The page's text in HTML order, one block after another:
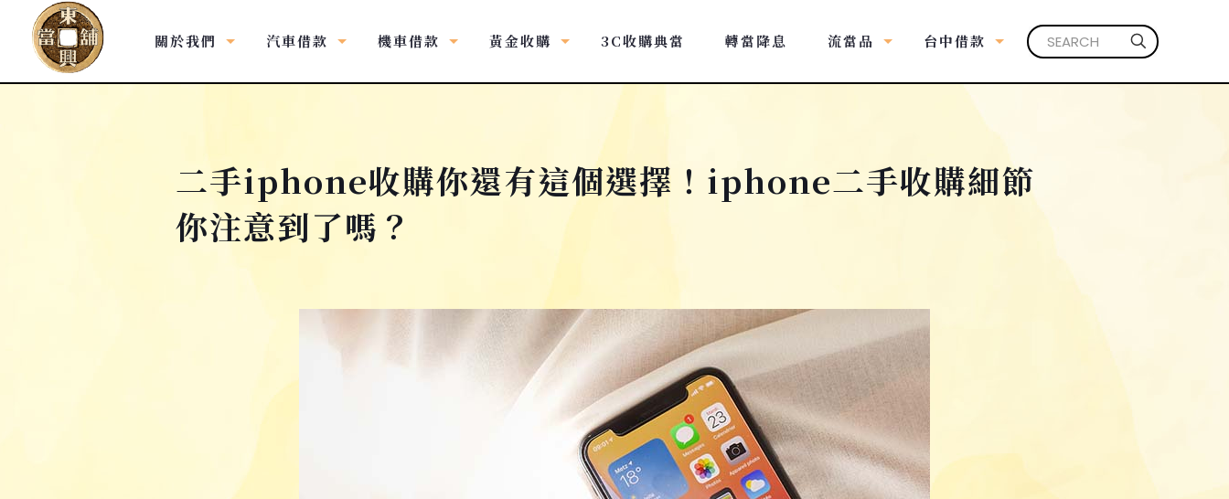
關於我們 汽車借款 機車借款 黃金收購 3C收購典當 轉當降息 流當品 台中借款
二手iphone收購你還有這個選擇！iphone二手收購細節
你注意到了嗎？